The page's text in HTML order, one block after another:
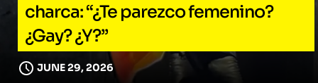
charca: “¿Te parezco femenino?
¿Gay? ¿Y?”
JUNE 29, 2026